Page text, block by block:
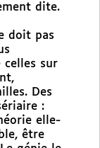
dite.
doit pas
celles sur
Des
:
elle-
être